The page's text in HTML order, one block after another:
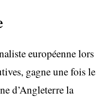
européenne lors
gagne une fois le
d’Angleterre la